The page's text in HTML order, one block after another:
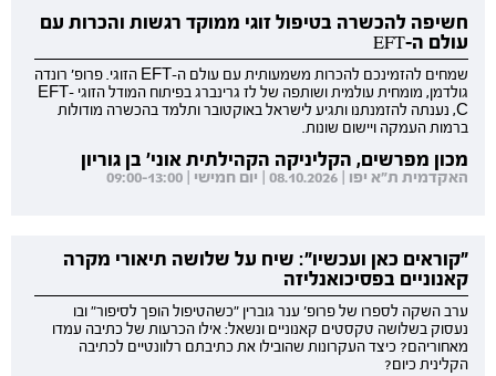
חשיפה להכשרה בטיפול זוגי ממוקד רגשות והכרות עם
עולם ה-EFT
שמחים להזמינכם להכרות משמעותית עם עולם ה-EFT הזוגי. פרופ' רונדה
גולדמן, מומחית עולמית ושותפה של לז גרינברג בפיתוח המודל הזוגי EFT-
C, נענתה להזמנתנו ותגיע לישראל באוקטובר ותלמד בהכשרה מודולות
ברמות העמקה ויישום שונות.
מכון מפרשים, הקליניקה הקהילתית אוני' בן גוריון
האקדמית ת"א יפו | 08.10.2026 | יום חמישי | 09:00-13:00
"קוראים כאן ועכשיו": שיח על שלושה תיאורי מקרה
קאנוניים בפסיכואנליזה
ערב השקה לספרו של פרופ' ענר גוברין "כשהטיפול הופך לסיפור" ובו
נעסוק בשלושה טקסטים קאנוניים ונשאל: אילו הכרעות של כתיבה עמדו
מאחוריהם? כיצד העקרונות שהובילו את כתיבתם רלוונטיים לכתיבה
הקלינית כיום?